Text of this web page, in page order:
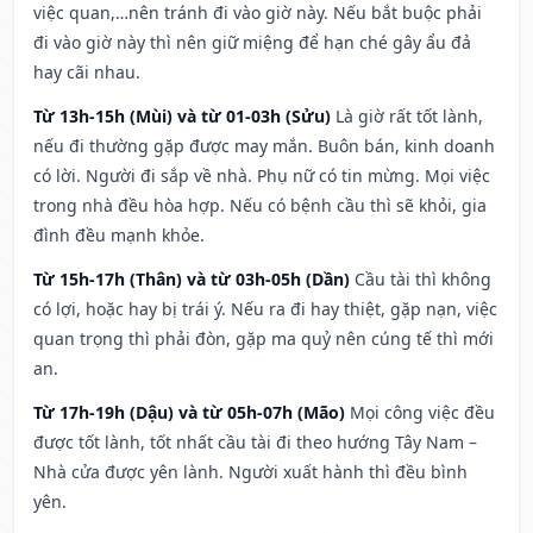
việc quan,…nên tránh đi vào giờ này. Nếu bắt buộc phải
đi vào giờ này thì nên giữ miệng để hạn ché gây ẩu đả
hay cãi nhau.
Từ 13h-15h (Mùi) và từ 01-03h (Sửu) Là giờ rất tốt lành,
nếu đi thường gặp được may mắn. Buôn bán, kinh doanh
có lời. Người đi sắp về nhà. Phụ nữ có tin mừng. Mọi việc
trong nhà đều hòa hợp. Nếu có bệnh cầu thì sẽ khỏi, gia
đình đều mạnh khỏe.
Từ 15h-17h (Thân) và từ 03h-05h (Dần) Cầu tài thì không
có lợi, hoặc hay bị trái ý. Nếu ra đi hay thiệt, gặp nạn, việc
quan trọng thì phải đòn, gặp ma quỷ nên cúng tế thì mới
an.
Từ 17h-19h (Dậu) và từ 05h-07h (Mão) Mọi công việc đều
được tốt lành, tốt nhất cầu tài đi theo hướng Tây Nam –
Nhà cửa được yên lành. Người xuất hành thì đều bình
yên.